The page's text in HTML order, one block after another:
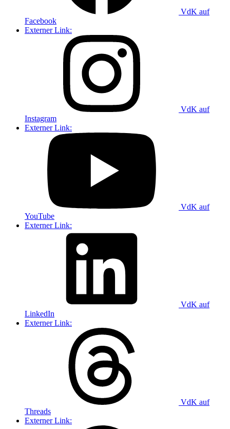
VdK auf
Facebook
Externer Link:
VdK auf
Instagram
Externer Link:
VdK auf
YouTube
Externer Link:
VdK auf
LinkedIn
Externer Link:
VdK auf
Threads
Externer Link: